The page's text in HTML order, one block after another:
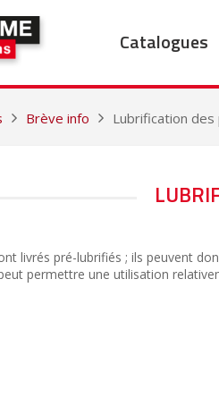
Catalogues
Brève info Lubrification des
livrés pré-lubrifiés ; ils peuvent
permettre une utilisation